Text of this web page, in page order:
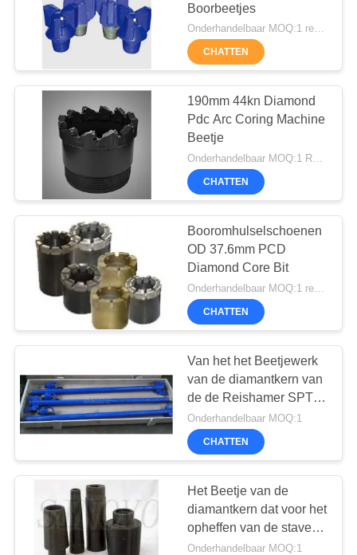
COMPANY
NEWS
SITEMAP
PRIVACYBELEID
CFA-apparatuur
28
Waterput
boorplatform
47
Omhulselrotator
25
Boorbeetjes
Onderhandelbaar MOQ:1 reeks
CHATTEN
190mm 44kn Diamond
Pdc Arc Coring Machine
Beetje
Onderhandelbaar MOQ:1 REEKS
CHATTEN
Booromhulselschoenen
OD 37.6mm PCD
Diamond Core Bit
Onderhandelbaar MOQ:1 reeks
CHATTEN
Van het het Beetjewerk
van de diamantkern van
de de Reishamer SPT
Auto de
Aandrijvingsstaven en
een Gespleten
Hamer SPT-
Onderhandelbaar MOQ:1
CHATTEN
Het Beetje van de
diamantkern dat voor het
opheffen van de staven,
de Kranen van de
Onderhandelbaar MOQ:1